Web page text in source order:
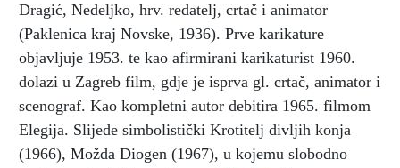
Dragić, Nedeljko, hrv. redatelj, crtač i animator
(Paklenica kraj Novske, 1936). Prve karikature
objavljuje 1953. te kao afirmirani karikaturist 1960.
dolazi u Zagreb film, gdje je isprva gl. crtač, animator i
scenograf. Kao kompletni autor debitira 1965. filmom
Elegija. Slijede simbolistički Krotitelj divljih konja
(1966), Možda Diogen (1967), u kojemu slobodno